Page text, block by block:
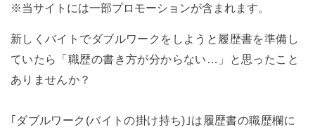
※当サイトには一部プロモーションが含まれます。
新しくバイトでダブルワークをしようと履歴書を準備し
ていたら「職歴の書き方が分からない…」と思ったこと
ありませんか？
｢ダブルワーク(バイトの掛け持ち)｣は履歴書の職歴欄に